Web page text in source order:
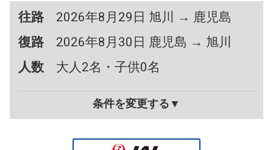
往路
2026年8月29日 旭川 → 鹿児島
復路
2026年8月30日 鹿児島 → 旭川
人数
大人2名・子供0名
条件を変更する▼